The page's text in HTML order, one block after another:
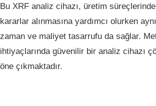
Bu XRF analiz cihazı, üretim
kararlar alınmasına yardımcı olurken
zaman ve maliyet tasarrufu da sağlar.
ihtiyaçlarında güvenilir bir analiz cihazı
öne çıkmaktadır.